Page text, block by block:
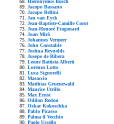
Jacopo Bassano
Jacopo Bellini
Jan van Eyck
Jean-Baptiste-Camille Corot
Jean-Honoré Fragonard
Joan Mirò
Johannes Vermeer
John Constable
Joshua Reynolds
Jusepe de Ribera
Leone Battista Alberti
Lorenzo Lotto
Luca Signorelli
Masaccio
Matthias Gruenewald
Maurice Utrillo
Max Ernst
Odilon Redon
Oskar Kokoschka
Pablo Picasso
Palma il Vecchio
Paolo Uccello